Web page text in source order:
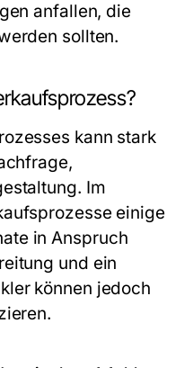
anfallen, die
sollten.
kann stark
Im
einige
in Anspruch
und ein
können jedoch